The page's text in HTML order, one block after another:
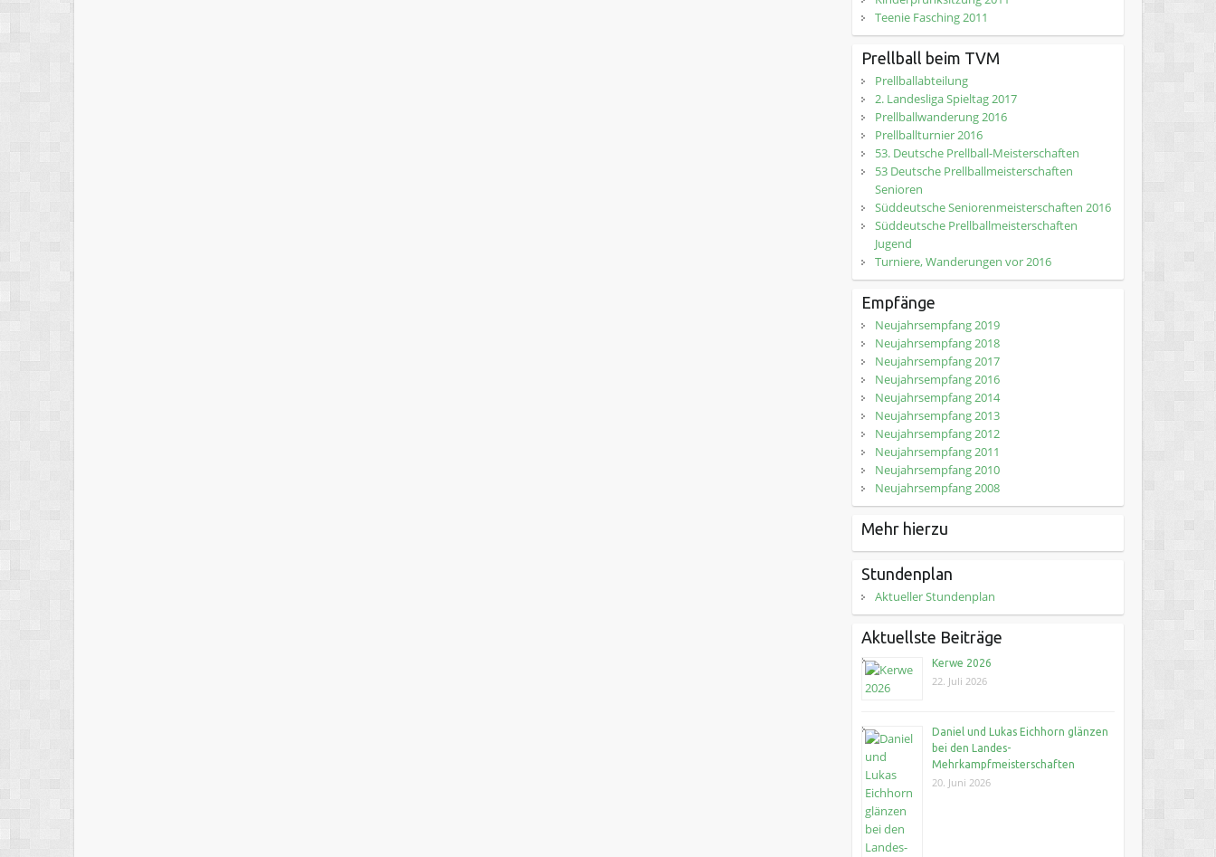
Teenie Fasching 2011
Prellball beim TVM
Prellballabteilung
2. Landesliga Spieltag 2017
Prellballwanderung 2016
Prellballturnier 2016
53. Deutsche Prellball-Meisterschaften
53 Deutsche Prellballmeisterschaften
Senioren
Süddeutsche Seniorenmeisterschaften 2016
Süddeutsche Prellballmeisterschaften
Jugend
Turniere, Wanderungen vor 2016
Empfänge
Neujahrsempfang 2019
Neujahrsempfang 2018
Neujahrsempfang 2017
Neujahrsempfang 2016
Neujahrsempfang 2014
Neujahrsempfang 2013
Neujahrsempfang 2012
Neujahrsempfang 2011
Neujahrsempfang 2010
Neujahrsempfang 2008
Mehr hierzu
Stundenplan
Aktueller Stundenplan
Aktuellste Beiträge
Kerwe 2026
22. Juli 2026
Daniel und Lukas Eichhorn glänzen
bei den Landes-
Mehrkampfmeisterschaften
20. Juni 2026